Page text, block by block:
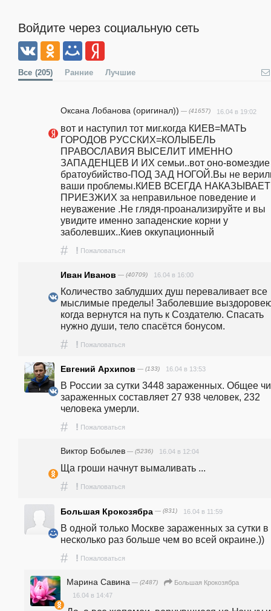
Войдите через социальную сеть
Все (205) Ранние Лучшие
Оксана Лобанова (оригинал)) — (41657) 16.04 в 19:02
вот и наступил тот миг.когда КИЕВ=МАТЬ
ГОРОДОВ РУССКИХ=КОЛЫБЕЛЬ
ПРАВОСЛАВИЯ ВЫСЕЛИТ ИМЕННО
ЗАПАДЕНЦЕВ И ИХ семьи..вот оно-вомездие
братоубийство-ПОД ЗАД НОГОЙ.Вы не
ваши проблемы.КИЕВ ВСЕГДА НАКАЗЫВАЕТ
ПРИЕЗЖИХ за неправильное поведение и
неуважение .Не глядя-проанализируйте и вы
увидите именно западенские корни у
заболевших..Киев оккупационный
# ! Пожаловаться
Иван Иванов — (40709) 16.04 в 16:00
Количество заблудших душ переваливает все
мыслимые пределы! Заболевшие
когда вернутся на путь к Создателю. Спасать
нужно души, тело спасётся бонусом.
# ! Пожаловаться
Евгений Архипов — (133) 16.04 в 13:53
В России за сутки 3448 зараженных. Общее
зараженных составляет 27 938 человек, 232
человека умерли.
# ! Пожаловаться
Виктор Бобылев — (5236) 16.04 в 12:04
Ща гроши начнут вымаливать ...
# ! Пожаловаться
Большая Крокозябра — (831) 16.04 в 11:59
В одной только Москве зараженных за сутки в
несколько раз больше чем во всей окраине.))
# ! Пожаловаться
Марина Савина — (2487)
Большая Крокозябра
16.04 в 14:47